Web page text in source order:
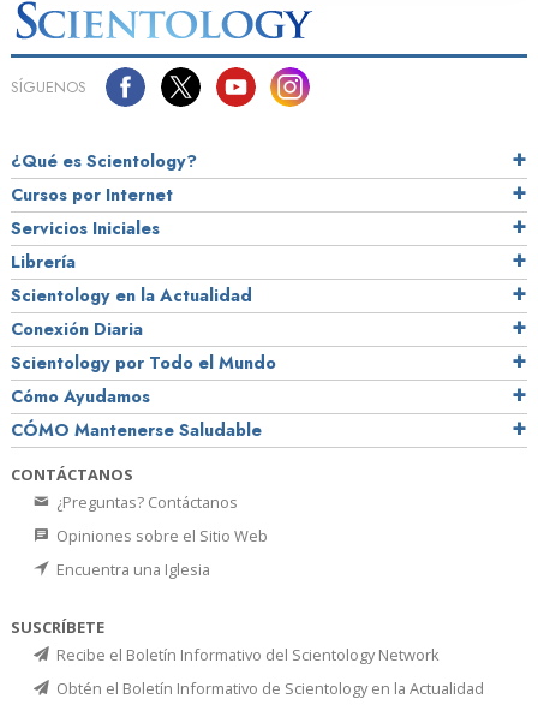
SÍGUENOS
¿Qué es Scientology?
Cursos por Internet
Servicios Iniciales
Librería
Scientology en la Actualidad
Conexión Diaria
Scientology por Todo el Mundo
Cómo Ayudamos
CÓMO Mantenerse Saludable
CONTÁCTANOS
¿Preguntas? Contáctanos
Opiniones sobre el Sitio Web
Encuentra una Iglesia
SUSCRÍBETE
Recibe el Boletín Informativo del Scientology Network
Obtén el Boletín Informativo de Scientology en la Actualidad